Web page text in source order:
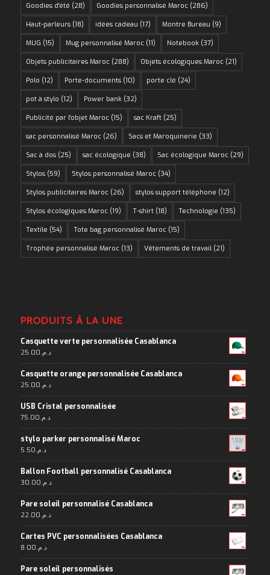
Goodies d'été (28) Goodies personnalisé Maroc(286)
Haut-parleurs(18) idées cadeau (17) Montre Bureau (9)
MUG (15) Mug personnalisé Maroc(11) Notebook(37)
Objets publicitaires Maroc(288) Objets écologiques Maroc(21)
Polo (12) Porte-documents(10) porte clé (24)
pot à stylo (12) Power bank(32)
Publicité par l'objet Maroc(15) sac Kraft(25)
sac personnalisé Maroc(26) Sacs et Maroquinerie (33)
Sac à dos(25) sac écologique (38) Sac écologique Maroc(29)
Stylos(59) Stylos personnalisé Maroc(34)
Stylos publicitaires Maroc(26) stylos support téléphone (12)
Stylos écologiques Maroc(19) T-shirt(18) Technologie (135)
Textile (54) Tote bag personnalisé Maroc(15)
Trophée personnalisé Maroc(13) Vêtements de travail(21)
PRODUITS À LA UNE
Casquette verte personnalisée Casablanca
د.م.25.00
Casquette orange personnalisée Casablanca
د.م.25.00
USB Cristal personnalisée
د.م.75.00
stylo parker personnalisé Maroc
د.م.5.50
Ballon Football personnalisé Casablanca
د.م.30.00
Pare soleil personnalisé Casablanca
د.م.22.00
Cartes PVC personnalisées Casablanca
د.م.8.00
Pare soleil personnalisés